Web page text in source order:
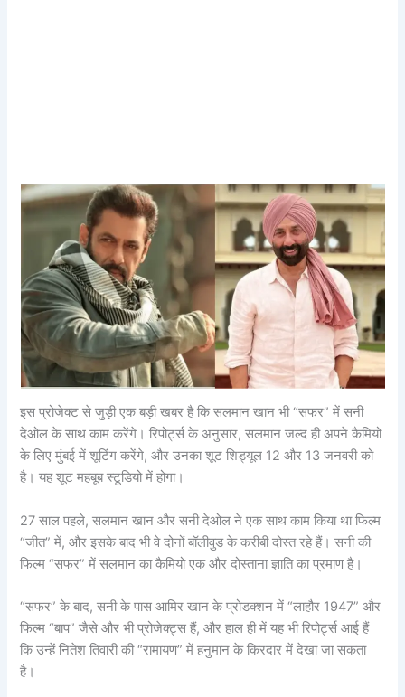
इस प्रोजेक्ट से जुड़ी एक बड़ी खबर है कि सलमान खान भी “सफर” में सनी
देओल के साथ काम करेंगे। रिपोर्ट्स के अनुसार, सलमान जल्द ही अपने कैमियो
के लिए मुंबई में शूटिंग करेंगे, और उनका शूट शिड्यूल 12 और 13 जनवरी को
है। यह शूट महबूब स्टूडियो में होगा।
27 साल पहले, सलमान खान और सनी देओल ने एक साथ काम किया था फिल्म
“जीत” में, और इसके बाद भी वे दोनों बॉलीवुड के करीबी दोस्त रहे हैं। सनी की
फिल्म “सफर” में सलमान का कैमियो एक और दोस्ताना ज्ञाति का प्रमाण है।
“सफर” के बाद, सनी के पास आमिर खान के प्रोडक्शन में “लाहौर 1947” और
फिल्म “बाप” जैसे और भी प्रोजेक्ट्स हैं, और हाल ही में यह भी रिपोर्ट्स आई हैं
कि उन्हें नितेश तिवारी की “रामायण” में हनुमान के किरदार में देखा जा सकता
है।